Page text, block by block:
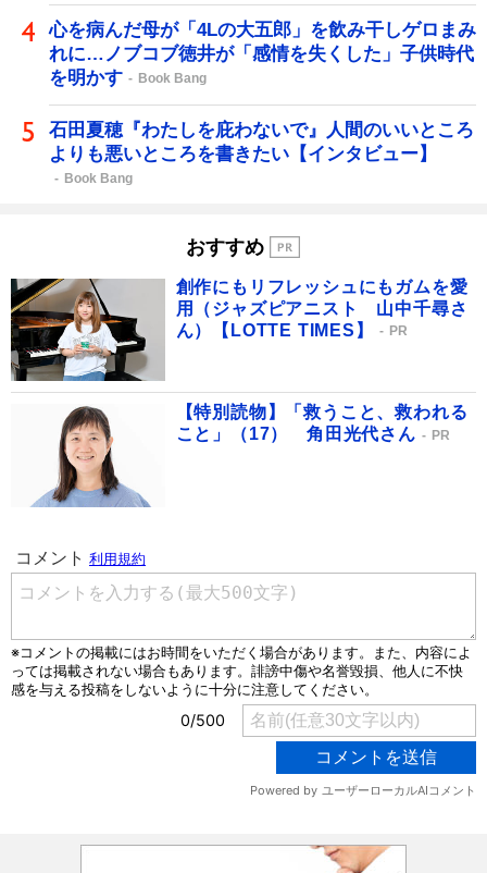
心を病んだ母が「4Lの大五郎」を飲み干しゲロまみ
れに…ノブコブ徳井が「感情を失くした」子供時代
を明かす
Book Bang
石田夏穂『わたしを庇わないで』人間のいいところ
よりも悪いところを書きたい【インタビュー】
Book Bang
おすすめ
創作にもリフレッシュにもガムを愛
用（ジャズピアニスト 山中千尋さ
ん）【LOTTE TIMES】
PR
【特別読物】「救うこと、救われる
こと」（17） 角田光代さん
PR